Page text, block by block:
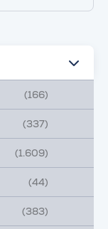
(166)
(337)
(1.609)
(44)
(383)